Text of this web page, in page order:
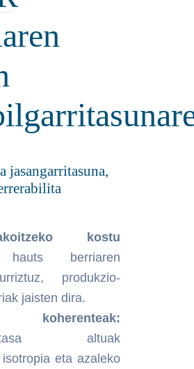
jasangarritasuna,
kostu
berriaren
produkzio-
jaisten dira.
koherenteak:
tasa altuak
eta azaleko